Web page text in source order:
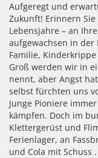
Aufgeregt und
Zukunft! Erinnern
Lebensjahre – an
aufgewachsen in
Familie,
Groß werden wir in
nennt, aber Angst
selbst fürchten uns
Junge Pioniere
kämpfen. Doch im
Klettergerüst und
Ferienlager, an
und Cola mit Schuss .